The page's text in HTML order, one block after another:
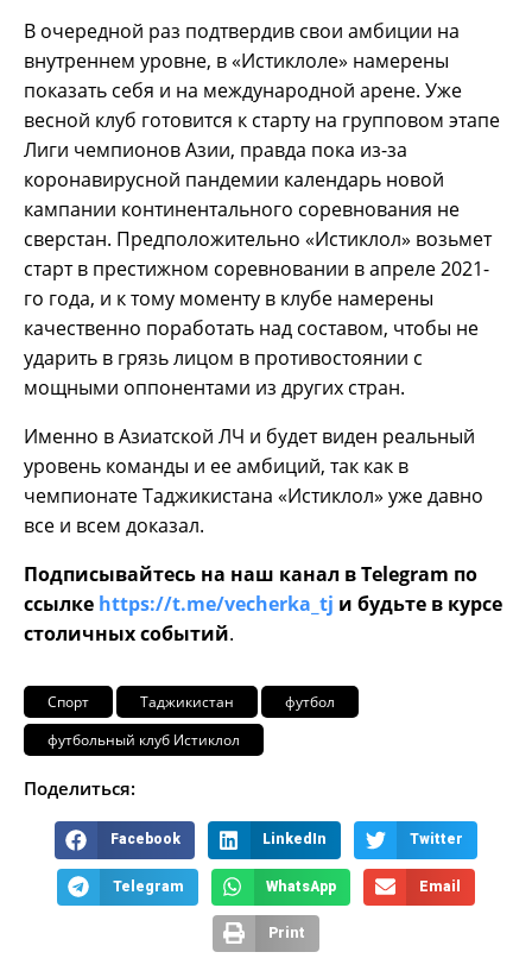
В очередной раз подтвердив свои амбиции на
внутреннем уровне, в «Истиклоле» намерены
показать себя и на международной арене. Уже
весной клуб готовится к старту на групповом этапе
Лиги чемпионов Азии, правда пока из-за
коронавирусной пандемии календарь новой
кампании континентального соревнования не
сверстан. Предположительно «Истиклол» возьмет
старт в престижном соревновании в апреле 2021-
го года, и к тому моменту в клубе намерены
качественно поработать над составом, чтобы не
ударить в грязь лицом в противостоянии с
мощными оппонентами из других стран.
Именно в Азиатской ЛЧ и будет виден реальный
уровень команды и ее амбиций, так как в
чемпионате Таджикистана «Истиклол» уже давно
все и всем доказал.
Подписывайтесь на наш канал в Telegram по
ссылке https://t.me/vecherka_tj и будьте в курсе
столичных событий.
Спорт Таджикистан
футбол
футбольный клуб Истиклол
Поделиться:
Facebook LinkedIn Twitter
Telegram WhatsApp Email
Print